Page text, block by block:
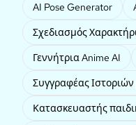
AI Pose Generator
Σχεδιασμός
Γεννήτρια Anime AI
Συγγραφέας Ιστοριών
Κατασκευαστής